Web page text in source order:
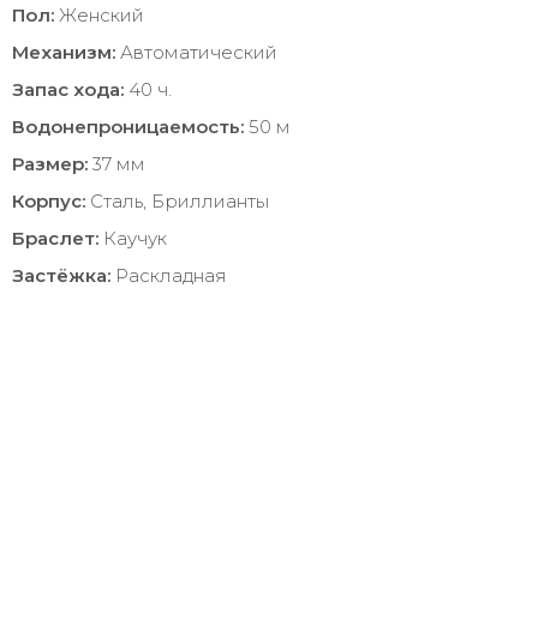
Пол: Женский
Механизм: Автоматический
Запас хода: 40 ч.
Водонепроницаемость: 50 м
Размер: 37 мм
Корпус: Сталь, Бриллианты
Браслет: Каучук
Застёжка: Раскладная